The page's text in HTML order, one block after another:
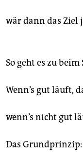
wär dann das Ziel
So geht es zu
Wenn’s gut läuft,
wenn’s nicht gut
Das